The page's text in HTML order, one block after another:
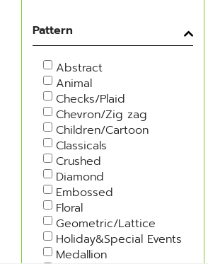
Pattern
Abstract
Animal
Checks/Plaid
Chevron/Zig zag
Children/Cartoon
Classicals
Crushed
Diamond
Embossed
Floral
Geometric/Lattice
Holiday&Special Events
Medallion